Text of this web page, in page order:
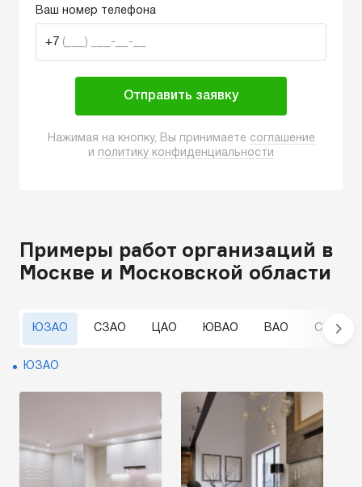
Ваш номер телефона
+7 (___) ___-__-__
Отправить заявку
Нажимая на кнопку, Вы принимаете соглашение
и политику конфиденциальности
Примеры работ организаций в
Москве и Московской области
ЮЗАО СЗАО ЦАО ЮВАО ВАО СВАО
ЮЗАО